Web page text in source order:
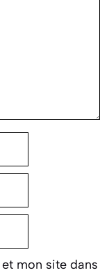
mon site dans